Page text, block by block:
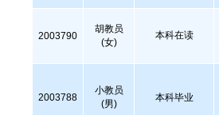
2003790
胡教员
(女)
本科在读
2003788
小教员
(男)
本科毕业